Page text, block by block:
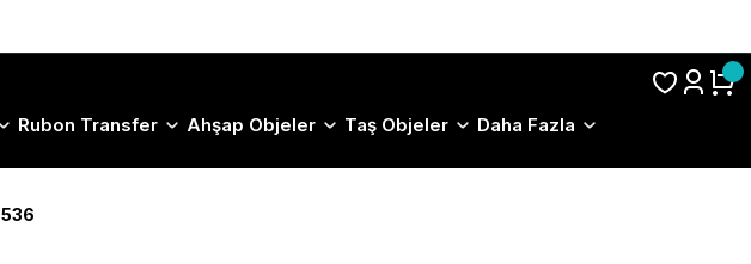
Rubon Transfer Ahşap Objeler Taş Objeler Daha Fazla